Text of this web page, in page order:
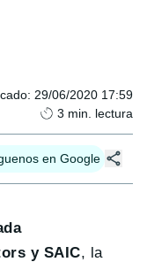
: 29/06/2020 17:59
3 min. lectura
en Google
y SAIC, la